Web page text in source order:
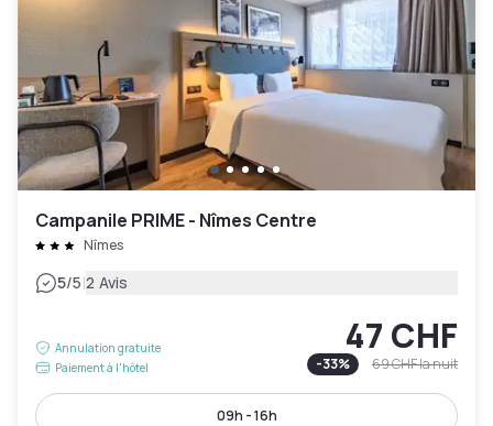
Campanile PRIME - Nîmes Centre
Nîmes
5/5|2 Avis
Annulation gratuite
Paiement à l'hôtel
47 CHF
-33% 69 CHFla nuit
09h - 16h